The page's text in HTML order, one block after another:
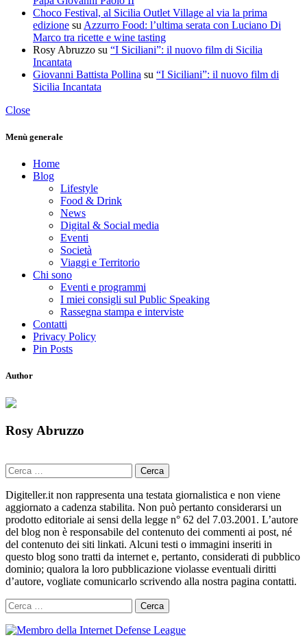
Choco Festival, al Sicilia Outlet Village al via la prima
edizione su Azzurro Food: l’ultima serata con Luciano Di
Marco tra ricette e wine tasting
Rosy Abruzzo su “I Siciliani”: il nuovo film di Sicilia
Incantata
Giovanni Battista Pollina su “I Siciliani”: il nuovo film di
Sicilia Incantata
Close
Menù generale
Home
Blog
Lifestyle
Food & Drink
News
Digital & Social media
Eventi
Società
Viaggi e Territorio
Chi sono
Eventi e programmi
I miei consigli sul Public Speaking
Rassegna stampa e interviste
Contatti
Privacy Policy
Pin Posts
Author
Rosy Abruzzo
Ricerca
per:
Digiteller.it non rappresenta una testata giornalistica e non viene
aggiornato a cadenza stabilita. Non può pertanto considerarsi un
prodotto editoriale ai sensi della legge n° 62 del 7.03.2001. L’autore
del blog non è responsabile del contenuto dei commenti ai post, né
del contenuto dei siti linkati. Alcuni testi o immagini inseriti in
questo blog sono tratti da internet e, pertanto, considerati di pubblico
dominio; qualora la loro pubblicazione violasse eventuali diritti
d’autore, vogliate comunicarlo scrivendo alla nostra pagina contatti.
Ricerca
per: